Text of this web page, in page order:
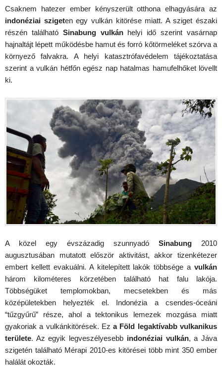
Csaknem hatezer ember kényszerült otthona elhagyására az
indonéziai szigeten egy vulkán kitörése miatt. A sziget északi
részén található Sinabung vulkánhelyi idő szerint vasárnap
hajnaltájt lépett működésbe hamut és forró kőtörmeléket szórva a
környező falvakra. A helyi katasztrófavédelem tájékoztatása
szerint a vulkán hétfőn egész nap hatalmas hamufelhőket lövellt
ki.
A közel egy évszázadig szunnyadó Sinabung 2010
augusztusában mutatott először aktivitást, akkor tizenkétezer
embert kellett evakuálni. A kitelepített lakók többsége a vulkán
három kilométeres körzetében található hat falu lakója.
Többségüket templomokban, mecsetekben és más
középületekben helyezték el. Indonézia a csendes-óceáni
“tűzgyűrű” része, ahol a tektonikus lemezek mozgása miatt
gyakoriak a vulkánkitörések. Eza Föld legaktívabb vulkanikus
területe. Az egyik legveszélyesebb indonéziai vulkán, a Jáva
szigetén található Mérapi 2010-es kitörései több mint 350 ember
halálát okozták.